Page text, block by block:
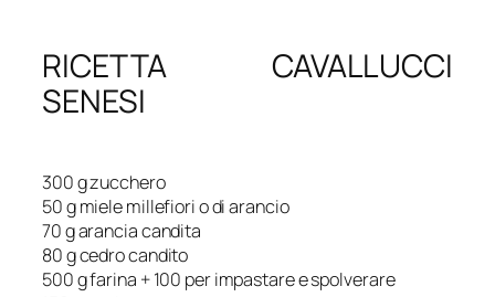
RICETTA CAVALLUCCI
SENESI
300 g zucchero
50 g miele millefiori o di arancio
70 g arancia candita
80 g cedro candito
500 g farina + 100 per impastare e spolverare